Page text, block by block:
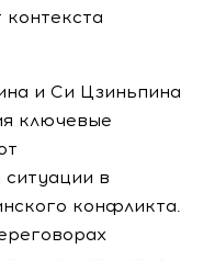
и Си Цзиньпина
ключевые
в
конфликта.